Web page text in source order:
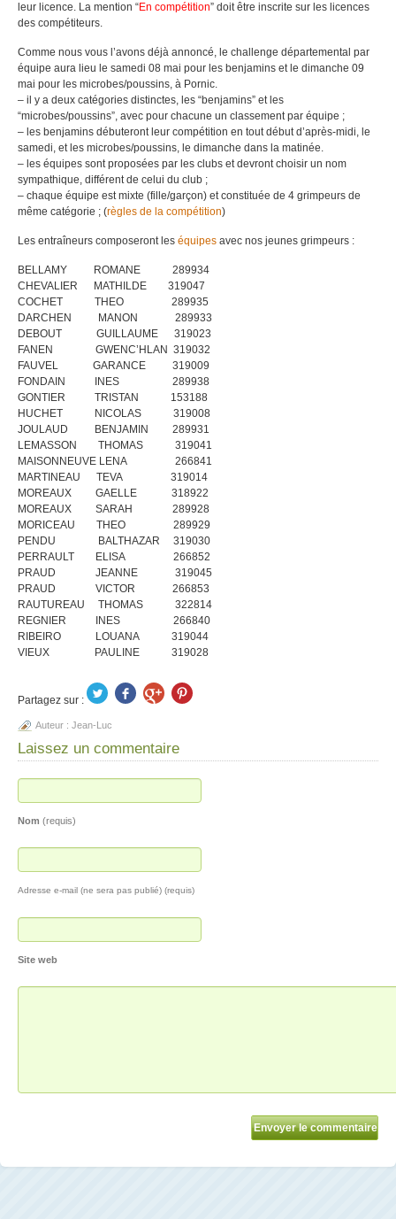
leur licence. La mention “En compétition” doit être inscrite sur les licences
des compétiteurs.
Comme nous vous l’avons déjà annoncé, le challenge départemental par
équipe aura lieu le samedi 08 mai pour les benjamins et le dimanche 09
mai pour les microbes/poussins, à Pornic.
– il y a deux catégories distinctes, les “benjamins” et les
“microbes/poussins”, avec pour chacune un classement par équipe ;
– les benjamins débuteront leur compétition en tout début d’après-midi, le
samedi, et les microbes/poussins, le dimanche dans la matinée.
– les équipes sont proposées par les clubs et devront choisir un nom
sympathique, différent de celui du club ;
– chaque équipe est mixte (fille/garçon) et constituée de 4 grimpeurs de
même catégorie ; (règles de la compétition)
Les entraîneurs composeront les équipes avec nos jeunes grimpeurs :
BELLAMY ROMANE 289934
CHEVALIER MATHILDE 319047
COCHET THEO 289935
DARCHEN MANON 289933
DEBOUT GUILLAUME 319023
FANEN GWENC’HLAN 319032
FAUVEL GARANCE 319009
FONDAIN INES 289938
GONTIER TRISTAN 153188
HUCHET NICOLAS 319008
JOULAUD BENJAMIN 289931
LEMASSON THOMAS 319041
MAISONNEUVE LENA 266841
MARTINEAU TEVA 319014
MOREAUX GAELLE 318922
MOREAUX SARAH 289928
MORICEAU THEO 289929
PENDU BALTHAZAR 319030
PERRAULT ELISA 266852
PRAUD JEANNE 319045
PRAUD VICTOR 266853
RAUTUREAU THOMAS 322814
REGNIER INES 266840
RIBEIRO LOUANA 319044
VIEUX PAULINE 319028
Partagez sur :
Auteur : Jean-Luc
Laissez un commentaire
Nom (requis)
Adresse e-mail (ne sera pas publié) (requis)
Site web